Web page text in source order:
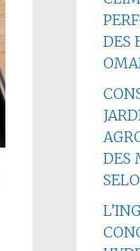
DES
DES